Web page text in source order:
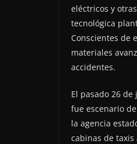
eléctricos y
tecnológica
Conscientes de
materiales
accidentes.
El pasado 26
fue escenario
la agencia
cabinas de